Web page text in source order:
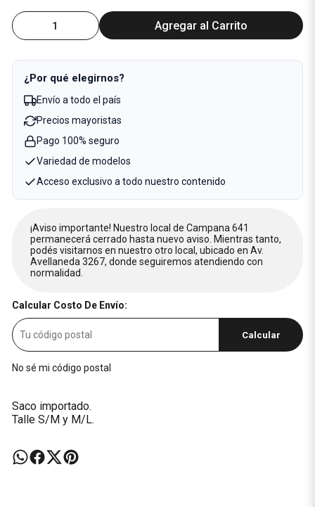
Agregar al Carrito
¿Por qué elegirnos?
Envío a todo el país
Precios mayoristas
Pago 100% seguro
Variedad de modelos
Acceso exclusivo a todo nuestro contenido
¡Aviso importante! Nuestro local de Campana 641
permanecerá cerrado hasta nuevo aviso. Mientras tanto,
podés visitarnos en nuestro otro local, ubicado en Av.
Avellaneda 3267, donde seguiremos atendiendo con
normalidad.
Calcular Costo De Envío:
Calcular
No sé mi código postal
Saco importado.
Talle S/M y M/L.